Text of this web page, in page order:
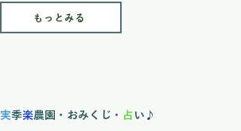
もっとみる
実季楽農園 ・おみくじ・ 占 い♪